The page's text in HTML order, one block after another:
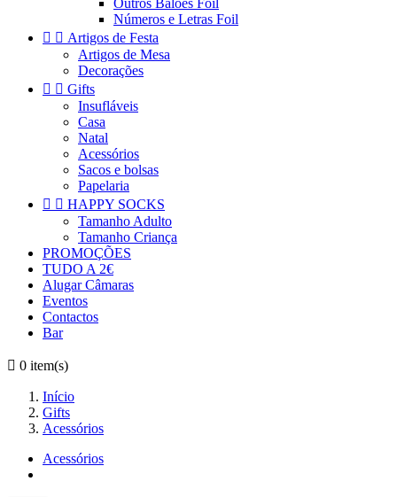
Números e Letras Foil
  Artigos de Festa
Artigos de Mesa
Decorações
  Gifts
Insufláveis
Casa
Natal
Acessórios
Sacos e bolsas
Papelaria
  HAPPY SOCKS
Tamanho Adulto
Tamanho Criança
PROMOÇÕES
TUDO A 2€
Alugar Câmaras
Eventos
Contactos
Bar
 0 item(s)
Início
Gifts
Acessórios
Acessórios